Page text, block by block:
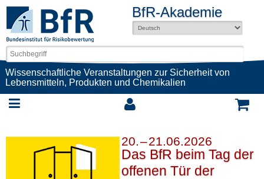
BfR-Akademie
Wissenschaftliche Veranstaltungen zur Sicherheit von
Lebensmitteln, Produkten und Chemikalien
20. – 21.06.2026
Das BfR beim Tag der
offenen Tür der